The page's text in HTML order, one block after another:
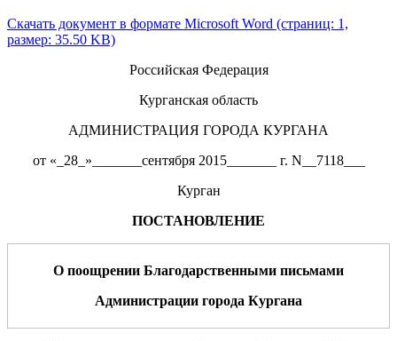
Скачать документ в формате Microsoft Word (страниц: 1,
размер: 35.50 KB)
Российская Федерация
Курганская область
АДМИНИСТРАЦИЯ ГОРОДА КУРГАНА
от «_28_»_______сентября 2015_______ г. N__7118___
Курган
ПОСТАНОВЛЕНИЕ
О поощрении Благодарственными письмами
Администрации города Кургана